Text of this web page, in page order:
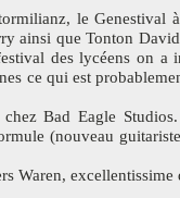
le Genestival
ainsi que Tonton
des lycéens on a
ce qui est
Bad Eagle
(nouveau
Waren, excellentissime